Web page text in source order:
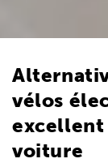
vélos
excellent
voiture